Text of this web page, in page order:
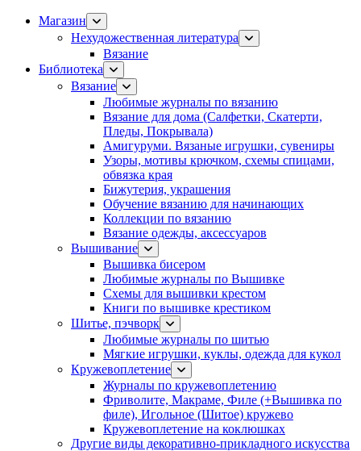
Магазин
Нехудожественная литература
Вязание
Библиотека
Вязание
Любимые журналы по вязанию
Вязание для дома (Салфетки, Скатерти,
Пледы, Покрывала)
Амигуруми. Вязаные игрушки, сувениры
Узоры, мотивы крючком, схемы спицами,
обвязка края
Бижутерия, украшения
Обучение вязанию для начинающих
Коллекции по вязанию
Вязание одежды, аксессуаров
Вышивание
Вышивка бисером
Любимые журналы по Вышивке
Схемы для вышивки крестом
Книги по вышивке крестиком
Шитье, пэчворк
Любимые журналы по шитью
Мягкие игрушки, куклы, одежда для кукол
Кружевоплетение
Журналы по кружевоплетению
Фриволите, Макраме, Филе (+Вышивка по
филе), Игольное (Шитое) кружево
Кружевоплетение на коклюшках
Другие виды декоративно-прикладного искусства